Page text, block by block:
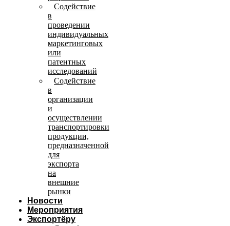
Содействие
в
проведении
индивидуальных
маркетинговых
или
патентных
исследований
Содействие
в
организации
и
осуществлении
транспортировки
продукции,
предназначенной
для
экспорта
на
внешние
рынки
Новости
Мероприятия
Экспортёру